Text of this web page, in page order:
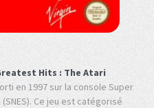
Hits : The Atari
en 1997 sur la console Super
Ce jeu est catégorisé